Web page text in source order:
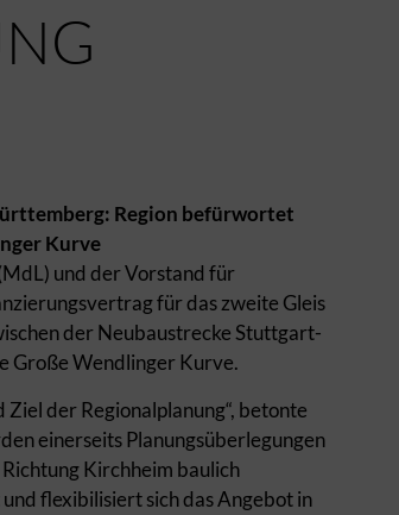
Region befürwortet
Kurve
und der Vorstand für
für das zweite Gleis
der Neubaustrecke Stuttgart-
Große Wendlinger Kurve.
der Regionalplanung“, betonte
einerseits Planungsüberlegungen
Kirchheim baulich
flexibilisiert sich das Angebot in